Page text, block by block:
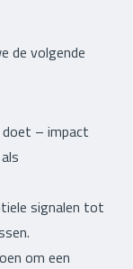
de volgende
– impact
signalen tot
om een